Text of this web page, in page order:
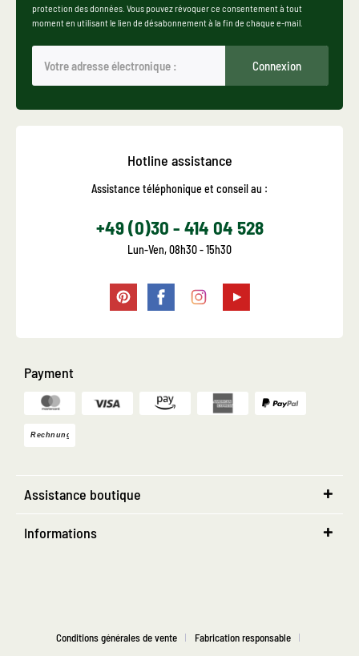
protection des données. Vous pouvez révoquer ce consentement à tout
moment en utilisant le lien de désabonnement à la fin de chaque e-mail.
Connexion
Hotline assistance
Assistance téléphonique et conseil au :
+49 (0)30 - 414 04 528
Lun-Ven, 08h30 - 15h30
Payment
Assistance boutique
Informations
Conditions générales de vente Fabrication responsable